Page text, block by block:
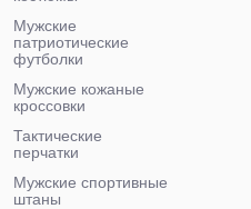
Мужские
патриотические
футболки
Мужские кожаные
кроссовки
Тактические
перчатки
Мужские спортивные
штаны